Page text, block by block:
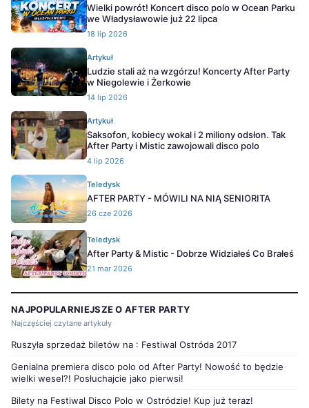
Wielki powrót! Koncert disco polo w Ocean Parku
we Władysławowie już 22 lipca
18 lip 2026
Artykuł
Ludzie stali aż na wzgórzu! Koncerty After Party
w Niegolewie i Żerkowie
14 lip 2026
Artykuł
Saksofon, kobiecy wokal i 2 miliony odsłon. Tak
After Party i Mistic zawojowali disco polo
4 lip 2026
Teledysk
AFTER PARTY - MÓWILI NA NIĄ SENIORITA
26 cze 2026
Teledysk
After Party & Mistic - Dobrze Widziałeś Co Brałeś
21 mar 2026
NAJPOPULARNIEJSZE O AFTER PARTY
Najczęściej czytane artykuły
Ruszyła sprzedaż biletów na : Festiwal Ostróda 2017
Genialna premiera disco polo od After Party! Nowość to będzie
wielki wesel?! Posłuchajcie jako pierwsi!
Bilety na Festiwal Disco Polo w Ostródzie! Kup już teraz!